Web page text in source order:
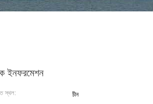
ইনফরমেশন
স্থল: চীন